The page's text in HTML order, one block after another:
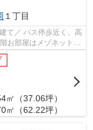
１丁目
て／ バス停歩近く、高
お部屋はメゾネットタ
㎡（37.06坪）
㎡（62.22坪）